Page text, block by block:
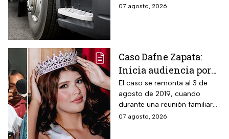
intentaba cruzar la avenida
07 agosto, 2026
Caso Dafne Zapata:
Inicia audiencia por
abuso sexual
cometido por su padre
El caso se remonta al 3 de
agosto de 2019, cuando
durante una reunión familiar
celebrada en la casa de la
07 agosto, 2026